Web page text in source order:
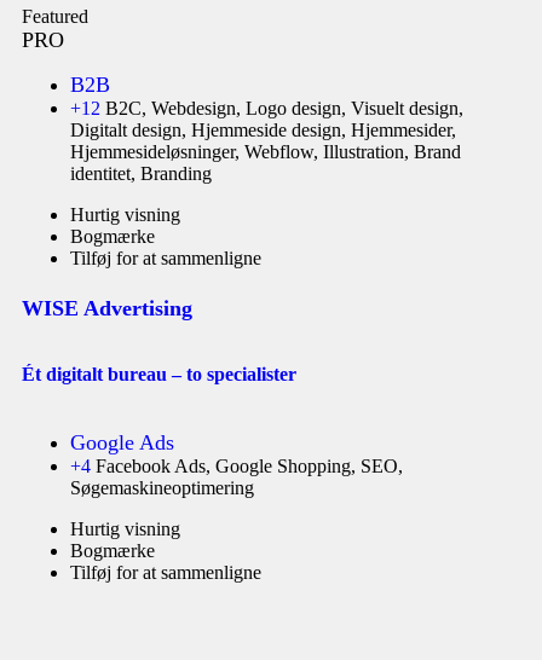
Featured
PRO
B2B
+12 B2C, Webdesign, Logo design, Visuelt design,
Digitalt design, Hjemmeside design, Hjemmesider,
Hjemmesideløsninger, Webflow, Illustration, Brand
identitet, Branding
Hurtig visning
Bogmærke
Tilføj for at sammenligne
WISE Advertising
Ét digitalt bureau – to specialister
Google Ads
+4 Facebook Ads, Google Shopping, SEO,
Søgemaskineoptimering
Hurtig visning
Bogmærke
Tilføj for at sammenligne